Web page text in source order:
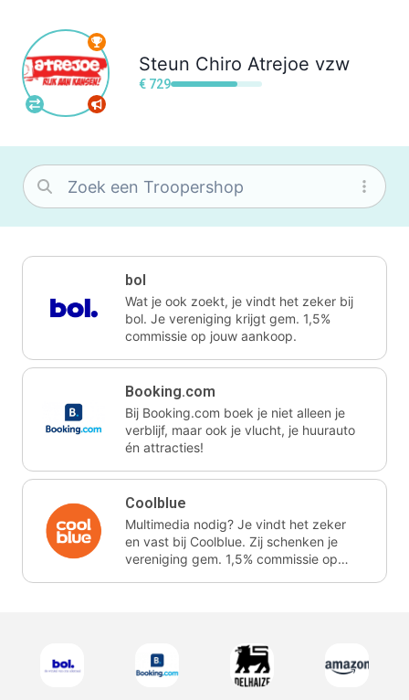
Steun Chiro Atrejoe vzw
€ 729
bol
Wat je ook zoekt, je vindt het zeker bij
bol. Je vereniging krijgt gem. 1,5%
commissie op jouw aankoop.
Booking.com
Bij Booking.com boek je niet alleen je
verblijf, maar ook je vlucht, je huurauto
én attracties!
Coolblue
Multimedia nodig? Je vindt het zeker
en vast bij Coolblue. Zij schenken je
vereniging gem. 1,5% commissie op